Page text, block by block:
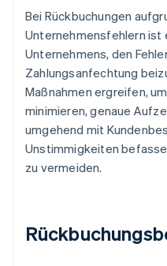
Bei Rückbuchungen
Unternehmensfehlern ist
Unternehmens, den
Zahlungsanfechtung
Maßnahmen ergreifen,
minimieren, genaue
umgehend mit
Unstimmigkeiten
zu vermeiden.